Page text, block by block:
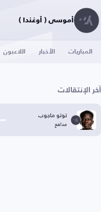
أموسي ( أوغندا )
المباريات الأخبار اللاعبون
آخر الإنتقالات
توتو ماجوب
مدافع